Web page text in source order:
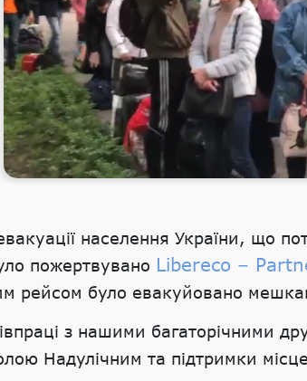
населення України, що
пожертвувано Libereco –
рейсом було евакуйовано
з нашими багаторічними
Надулічним та підтримки